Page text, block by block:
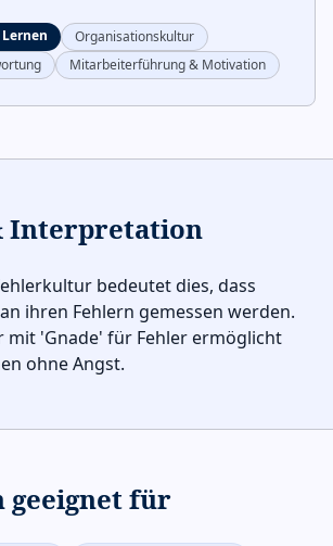
Organisationskultur
Mitarbeiterführung & Motivation
Interpretation
bedeutet dies, dass
ihren Fehlern gemessen werden.
mit 'Gnade' für Fehler ermöglicht
ohne Angst.
geeignet für